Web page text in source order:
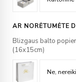
AR NORĖTUMĖTE
Blizgaus balto
(16x15cm)